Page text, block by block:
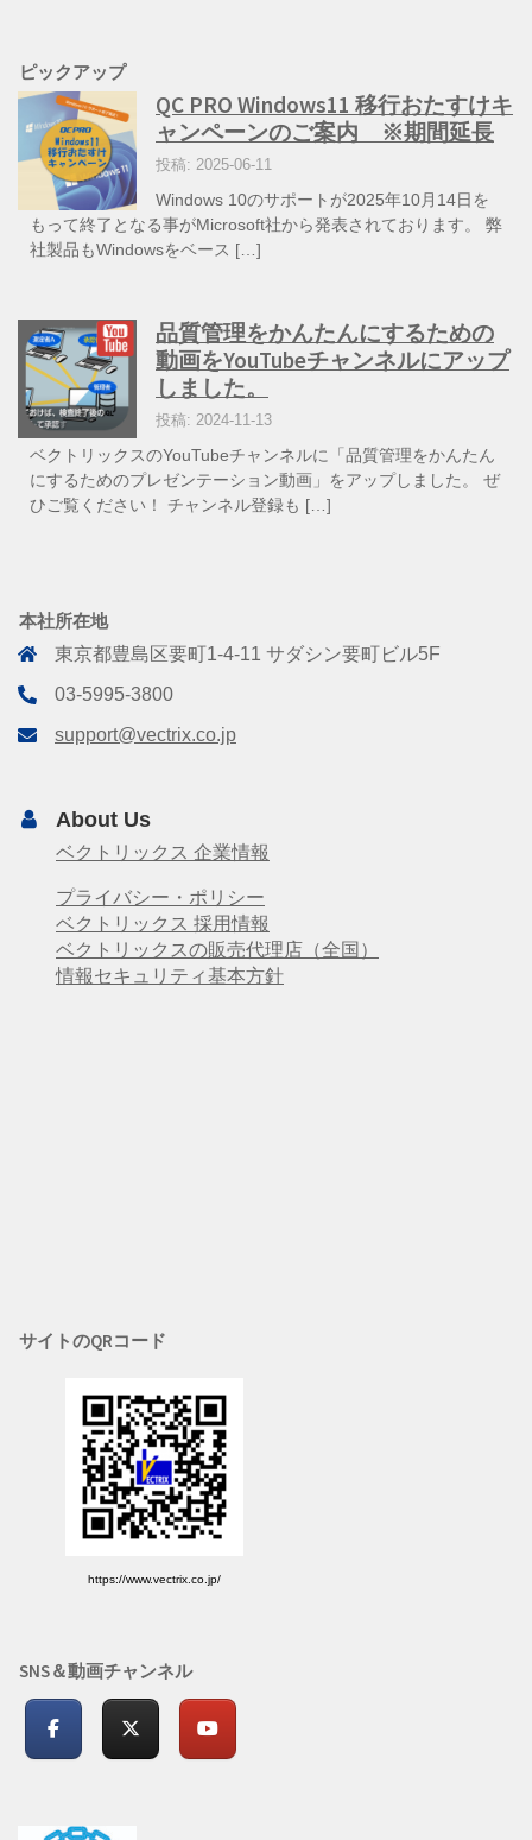
ピックアップ
QC PRO Windows11 移行おたすけキ
ャンペーンのご案内 ※期間延長
投稿: 2025-06-11
Windows 10のサポートが2025年10月14日を
もって終了となる事がMicrosoft社から発表されております。 弊
社製品もWindowsをベース […]
品質管理をかんたんにするための
動画をYouTubeチャンネルにアップ
しました。
投稿: 2024-11-13
ベクトリックスのYouTubeチャンネルに「品質管理をかんたん
にするためのプレゼンテーション動画」をアップしました。 ぜ
ひご覧ください！ チャンネル登録も […]
本社所在地
東京都豊島区要町1-4-11 サダシン要町ビル5F
03-5995-3800
support@vectrix.co.jp
About Us
ベクトリックス 企業情報
プライバシー・ポリシー
ベクトリックス 採用情報
ベクトリックスの販売代理店（全国）
情報セキュリティ基本方針
サイトのQRコード
https://www.vectrix.co.jp/
SNS＆動画チャンネル